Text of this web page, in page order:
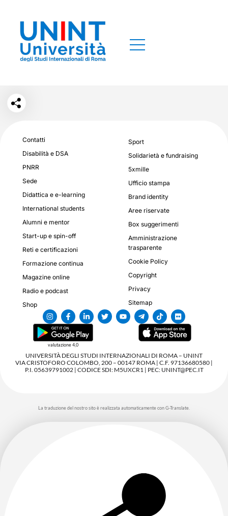
Contatti
Disabilità e DSA
PNRR
Sede
Didattica e e-learning
International students
Alumni e mentor
Start-up e spin-off
Reti e certificazioni
Formazione continua
Magazine online
Radio e podcast
Shop
Sport
Solidarietà e fundraising
5xmille
Ufficio stampa
Brand identity
Aree riservate
Box suggerimenti
Amministrazione
trasparente
Cookie Policy
Copyright
Privacy
Sitemap
valutazione 4,0
UNIVERSITÀ DEGLI STUDI INTERNAZIONALI DI ROMA – UNINT
VIA CRISTOFORO COLOMBO, 200 – 00147 ROMA | C.F. 97136680580 |
P.I. 05639791002 | CODICE SDI: M5UXCR1 | PEC: UNINT@PEC.IT
La traduzione del nostro sito è realizzata automaticamente con G-Translate.